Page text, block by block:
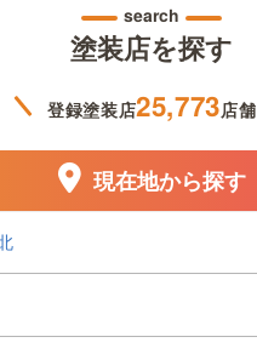
search
塗装店を探す
登録塗装店25,773店舗
現在地から探す